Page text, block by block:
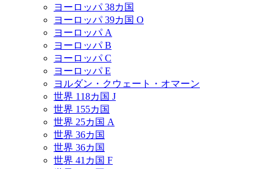
ヨーロッパ 38カ国
ヨーロッパ 39カ国 O
ヨーロッパ A
ヨーロッパ B
ヨーロッパ C
ヨーロッパ E
ヨルダン・クウェート・オマーン
世界 118カ国 J
世界 155カ国
世界 25カ国 A
世界 36カ国
世界 36カ国
世界 41カ国 F